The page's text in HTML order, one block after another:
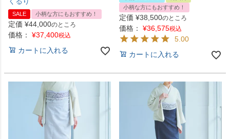
SALE 小柄な方にもおすすめ！
定価 ¥44,000のところ
価格： ¥37,400税込
カートに入れる
小柄な方にもおすすめ！
定価 ¥38,500のところ
価格： ¥36,575税込
5.00
カートに入れる